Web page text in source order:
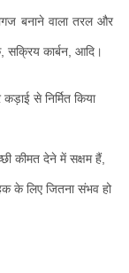
बनाने वाला तरल और
कार्बन, आदि।
से निर्मित किया
कीमत देने में सक्षम हैं,
के लिए जितना संभव हो